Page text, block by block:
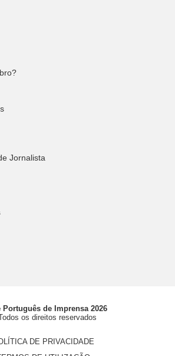
Jornalista
Português de Imprensa 2026
os direitos reservados
DE PRIVACIDADE